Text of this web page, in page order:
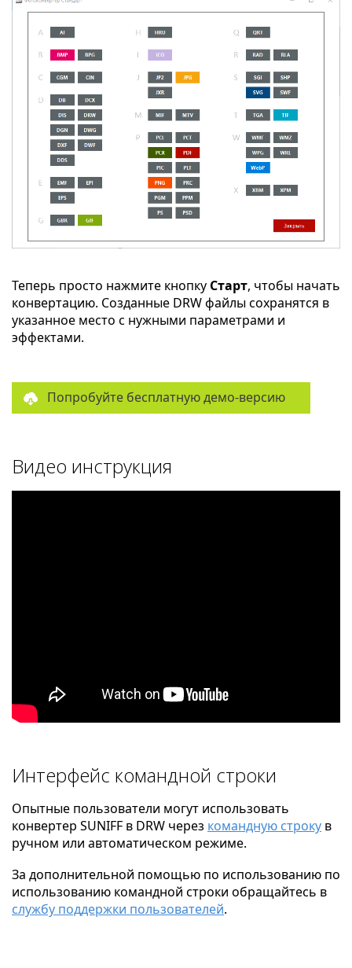
Теперь просто нажмите кнопку Старт, чтобы начать
конвертацию. Созданные DRW файлы сохранятся в
указанное место с нужными параметрами и
эффектами.
Попробуйте бесплатную демо-версию
Видео инструкция
Интерфейс командной строки
Опытные пользователи могут использовать
конвертер SUNIFF в DRW через командную строку в
ручном или автоматическом режиме.
За дополнительной помощью по использованию по
использованию командной строки обращайтесь в
службу поддержки пользователей.